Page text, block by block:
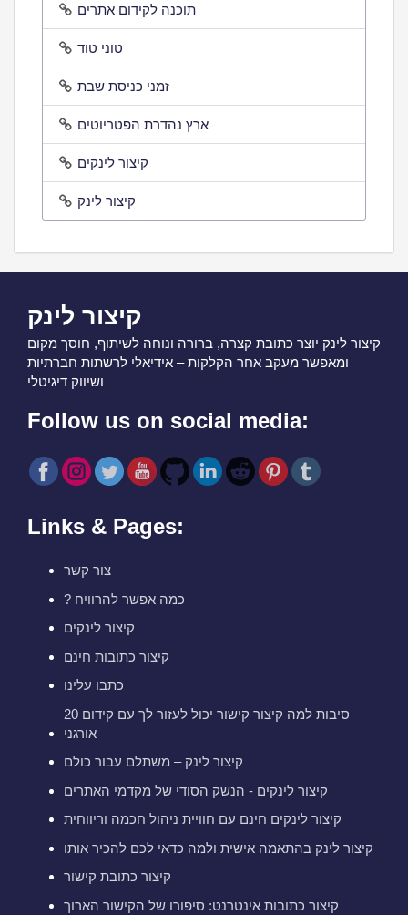
תוכנה לקידום אתרים
טוני טוד
זמני כניסת שבת
ארץ נהדרת הפטריוטים
קיצור לינקים
קיצור לינק
קיצור לינק
קיצור לינק יוצר כתובת קצרה, ברורה ונוחה לשיתוף, חוסך מקום
ומאפשר מעקב אחר הקלקות – אידיאלי לרשתות חברתיות
ושיווק דיגיטלי
Follow us on social media:
Links & Pages:
צור קשר
? כמה אפשר להרוויח
קיצור לינקים
קיצור כתובות חינם
כתבו עלינו
20 סיבות למה קיצור קישור יכול לעזור לך עם קידום
אורגני
קיצור לינק – משתלם עבור כולם
קיצור לינקים - הנשק הסודי של מקדמי האתרים
קיצור לינקים חינם עם חוויית ניהול חכמה וריווחית
קיצור לינק בהתאמה אישית ולמה כדאי לכם להכיר אותו
קיצור כתובת קישור
קיצור כתובות אינטרנט: סיפורו של הקישור הארוך